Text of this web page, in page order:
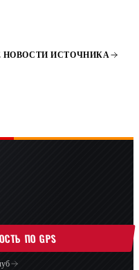
НОВОСТИ ИСТОЧНИКА
ПО GPS